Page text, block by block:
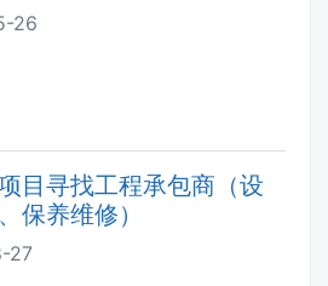
26
目寻找工程承包商（设
保养维修）
27